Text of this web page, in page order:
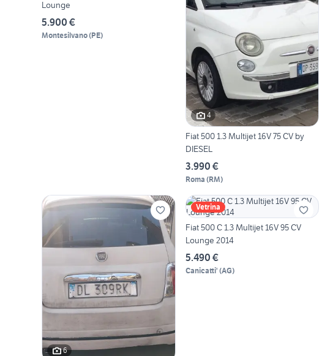
Lounge
5.900 €
Montesilvano(PE)
4
Fiat 500 1.3 Multijet 16V 75 CV by
DIESEL
3.990 €
Roma (RM)
6
Vetrina
Fiat 500 C 1.3 Multijet 16V 95 CV
Lounge 2014
5.490 €
Canicatti' (AG)